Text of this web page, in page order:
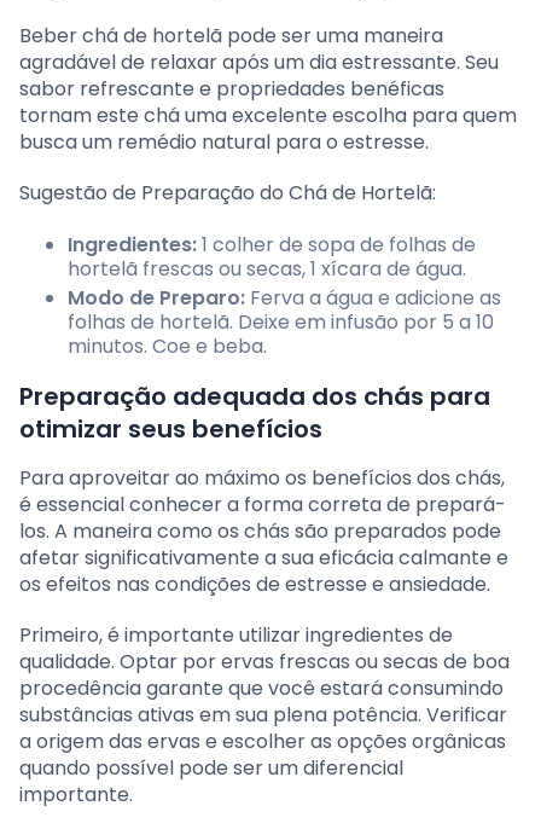
Beber chá de hortelã pode ser uma maneira
agradável de relaxar após um dia estressante. Seu
sabor refrescante e propriedades benéficas
tornam este chá uma excelente escolha para quem
busca um remédio natural para o estresse.
Sugestão de Preparação do Chá de Hortelã:
Ingredientes:1 colher de sopa de folhas de
hortelã frescas ou secas, 1 xícara de água.
Modo de Preparo: Ferva a água e adicione as
folhas de hortelã. Deixe em infusão por 5 a 10
minutos. Coe e beba.
Preparação adequada dos chás para
otimizar seus benefícios
Para aproveitar ao máximo os benefícios dos chás,
é essencial conhecer a forma correta de prepará-
los. A maneira como os chás são preparados pode
afetar significativamente a sua eficácia calmante e
os efeitos nas condições de estresse e ansiedade.
Primeiro, é importante utilizar ingredientes de
qualidade. Optar por ervas frescas ou secas de boa
procedência garante que você estará consumindo
substâncias ativas em sua plena potência. Verificar
a origem das ervas e escolher as opções orgânicas
quando possível pode ser um diferencial
importante.